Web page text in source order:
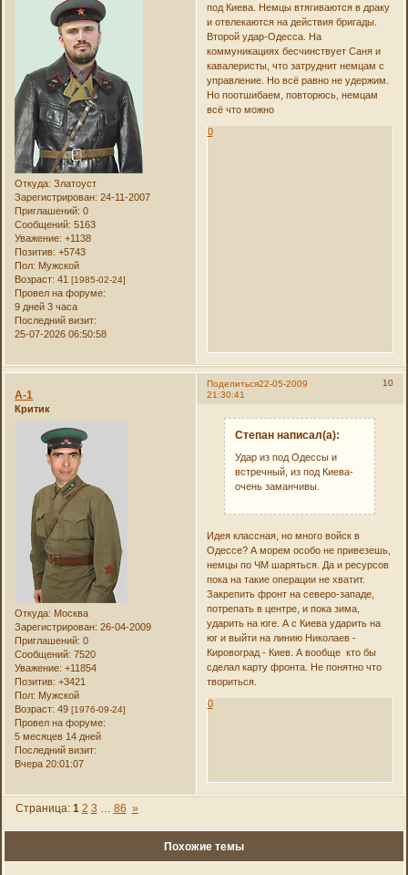
Откуда: Златоуст
Зарегистрирован: 24-11-2007
Приглашений: 0
Сообщений: 5163
Уважение: +1138
Позитив: +5743
Пол: Мужской
Возраст: 41[1985-02-24]
Провел на форуме:
9 дней 3 часа
Последний визит:
25-07-2026 06:50:58
под Киева. Немцы втягиваются в драку
и отвлекаются на действия бригады.
Второй удар-Одесса. На
коммуникациях бесчинствует Саня и
кавалеристы, что затруднит немцам с
управление. Но всё равно не удержим.
Но поотшибаем, повторюсь, немцам
всё что можно
0
Поделиться 10
22-05-2009
21:30:41
А-1
Критик
Откуда: Москва
Зарегистрирован: 26-04-2009
Приглашений: 0
Сообщений: 7520
Уважение: +11854
Позитив: +3421
Пол: Мужской
Возраст: 49[1976-09-24]
Провел на форуме:
5 месяцев 14 дней
Последний визит:
Вчера 20:01:07
Степан написал(а):
Удар из под Одессы и
встречный, из под Киева-
очень заманчивы.
Идея классная, но много войск в
Одессе? А морем особо не привезешь,
немцы по ЧМ шаряться. Да и ресурсов
пока на такие операции не хватит.
Закрепить фронт на северо-западе,
потрепать в центре, и пока зима,
ударить на юге. А с Киева ударить на
юг и выйти на линию Николаев -
Кировоград - Киев. А вообще кто бы
сделал карту фронта. Не понятно что
твориться.
0
Страница: 1 2 3 86 »
Похожие темы